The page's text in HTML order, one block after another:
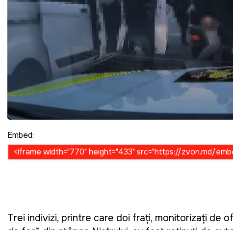
Embed:
Trei indivizi, printre care doi frați, monitorizați de